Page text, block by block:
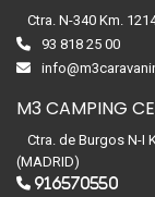
Ctra. N-340 Km.
93 818 25 00
M3 CAMPING
Ctra. de Burgos N-I
(MADRID)
916570550